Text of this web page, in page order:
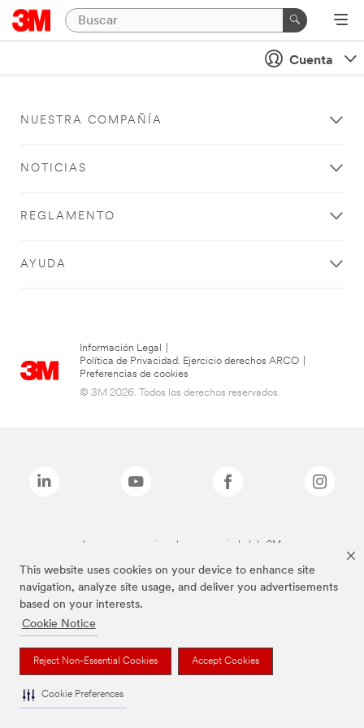
This website uses cookies on your device to enhance site
navigation, analyze site usage, and deliver you advertisements
based on your interests.
Cookie Notice
Reject Non-Essential Cookies Accept Cookies
Cookie Preferences
Cuenta
NUESTRA COMPAÑÍA
NOTICIAS
REGLAMENTO
AYUDA
Información Legal
Política de Privacidad. Ejercicio derechos ARCO
Preferencias de cookies
© 3M 2026. Todos los derechos reservados.
Las marcas mencionadas son propiedad de 3M